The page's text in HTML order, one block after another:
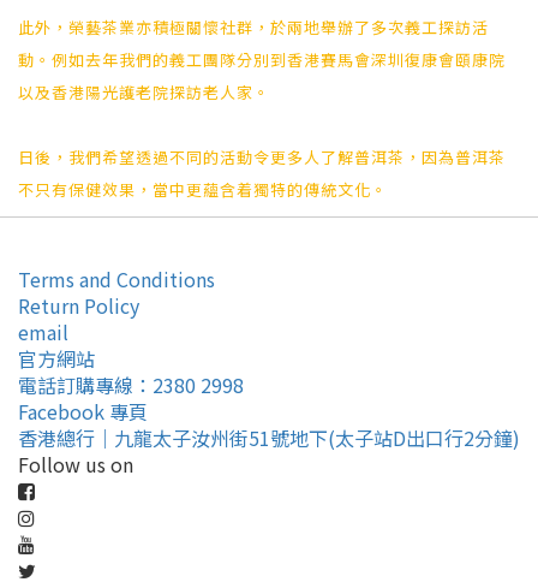
此外，榮藝茶業亦積極關懷社群，於兩地舉辦了多次義工探訪活
動。例如去年我們的義工團隊分別到香港賽馬會深圳復康會頤康院
以及香港陽光護老院探訪老人家。
日後，我們希望透過不同的活動令更多人了解普洱茶，因為普洱茶
不只有保健效果，當中更蘊含着獨特的傳統文化。
Terms and Conditions
Return Policy
email
官方網站
電話訂購專線：2380 2998
Facebook 專頁
香港總行｜九龍太子汝州街51號地下(太子站D出口行2分鐘)
Follow us on